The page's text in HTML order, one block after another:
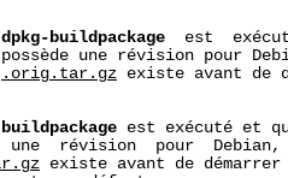
dpkg-buildpackage
est
une révision pour
.orig.tar.gz existe avant de
est exécuté et
une  révision  pour
existe avant de